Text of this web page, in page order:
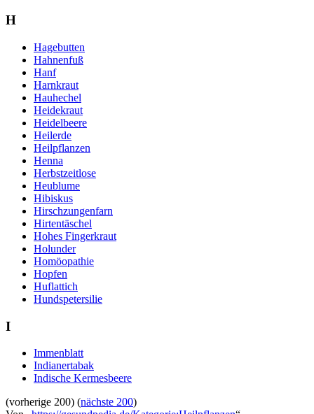
H
Hagebutten
Hahnenfuß
Hanf
Harnkraut
Hauhechel
Heidekraut
Heidelbeere
Heilerde
Heilpflanzen
Henna
Herbstzeitlose
Heublume
Hibiskus
Hirschzungenfarn
Hirtentäschel
Hohes Fingerkraut
Holunder
Homöopathie
Hopfen
Huflattich
Hundspetersilie
I
Immenblatt
Indianertabak
Indische Kermesbeere
(vorherige 200) (nächste 200)